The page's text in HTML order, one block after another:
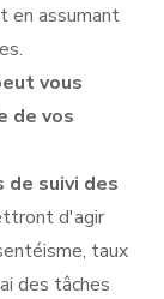
en assumant
vous
de vos
suivi des
d'agir
taux
des tâches